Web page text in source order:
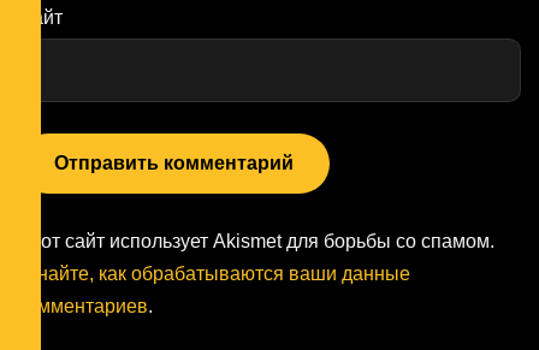
Сайт
Этот сайт использует Akismet для борьбы со спамом.
Узнайте, как обрабатываются ваши данные
комментариев.